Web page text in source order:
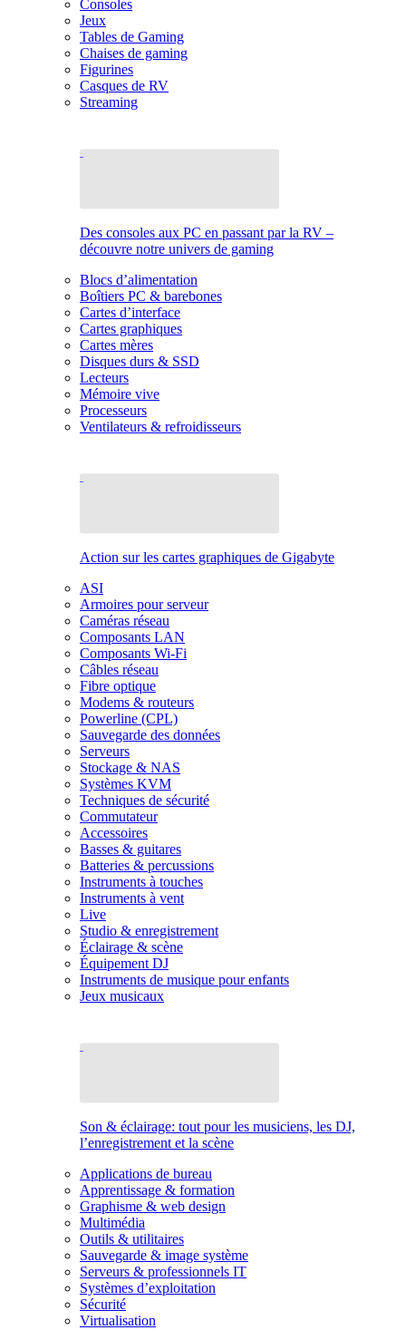
Consoles
Jeux
Tables de Gaming
Chaises de gaming
Figurines
Casques de RV
Streaming
Des consoles aux PC en passant par la RV –
découvre notre univers de gaming
Blocs d’alimentation
Boîtiers PC & barebones
Cartes d’interface
Cartes graphiques
Cartes mères
Disques durs & SSD
Lecteurs
Mémoire vive
Processeurs
Ventilateurs & refroidisseurs
Action sur les cartes graphiques de Gigabyte
ASI
Armoires pour serveur
Caméras réseau
Composants LAN
Composants Wi-Fi
Câbles réseau
Fibre optique
Modems & routeurs
Powerline (CPL)
Sauvegarde des données
Serveurs
Stockage & NAS
Systèmes KVM
Techniques de sécurité
Commutateur
Accessoires
Basses & guitares
Batteries & percussions
Instruments à touches
Instruments à vent
Live
Studio & enregistrement
Éclairage & scène
Équipement DJ
Instruments de musique pour enfants
Jeux musicaux
Son & éclairage: tout pour les musiciens, les DJ,
l’enregistrement et la scène
Applications de bureau
Apprentissage & formation
Graphisme & web design
Multimédia
Outils & utilitaires
Sauvegarde & image système
Serveurs & professionnels IT
Systèmes d’exploitation
Sécurité
Virtualisation